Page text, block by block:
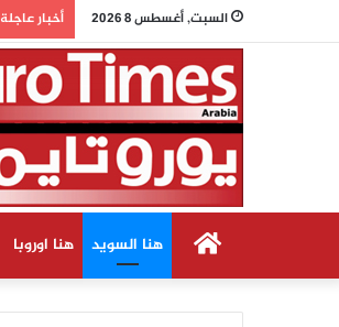
السبت, أغسطس 8 2026 أخبار عاجلة
الرئيسيةهنا السويد هنا اوروبا